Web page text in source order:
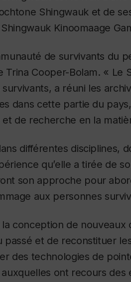
Shingwauk et de
Kinoomaage
de survivants du
Trina Cooper-Bolam. « Le
a réuni les
dans cette partie du
de recherche en la
différentes disciplines,
qu’elle a tirée de
son approche pour
aux personnes
conception de
et de reconstituer
des technologies de
ont recours des